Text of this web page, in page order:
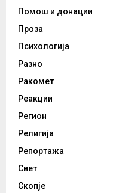
Помош и донации
Проза
Психологија
Разно
Ракомет
Реакции
Регион
Религија
Репортажа
Свет
Скопје